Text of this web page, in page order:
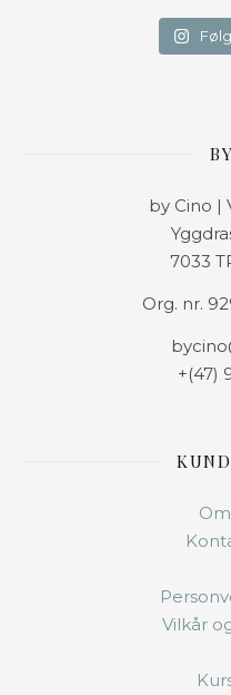
by Cino |
7033
Org. nr.
+(47)
Vilkår